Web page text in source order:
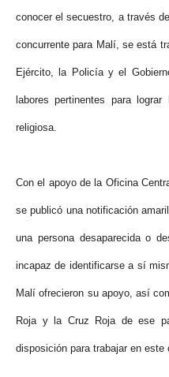
conocer el secuestro, a través
concurrente para Malí, se está
Ejército, la Policía y el
labores pertinentes para
religiosa.
Con el apoyo de la Oficina
se publicó una notificación
una persona desaparecida o
incapaz de identificarse a sí
Malí ofrecieron su apoyo, así
Roja y la Cruz Roja de ese
disposición para trabajar en este